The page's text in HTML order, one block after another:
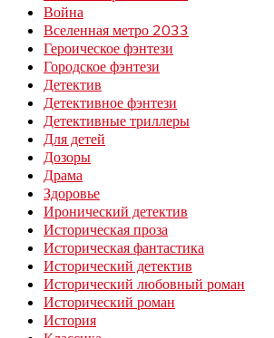
Война
Вселенная метро 2033
Героическое фэнтези
Городское фэнтези
Детектив
Детективное фэнтези
Детективные триллеры
Для детей
Дозоры
Драма
Здоровье
Иронический детектив
Историческая проза
Историческая фантастика
Исторический детектив
Исторический любовный роман
Исторический роман
История